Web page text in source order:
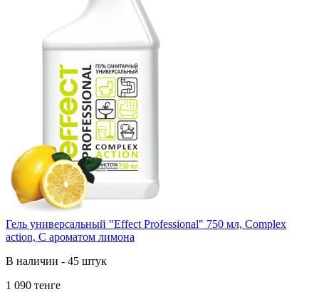
Гель yниверсальный "Effect Professional" 750 мл, Complex
action, С ароматом лимона
В наличии - 45 штук
1 090 тенге